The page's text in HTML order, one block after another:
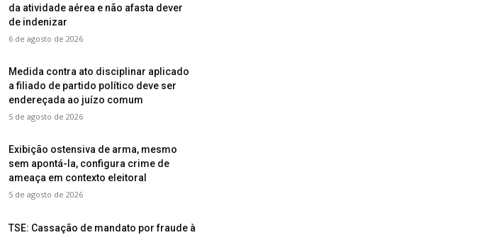
da atividade aérea e não afasta dever
de indenizar
6 de agosto de 2026
Medida contra ato disciplinar aplicado
a filiado de partido político deve ser
endereçada ao juízo comum
5 de agosto de 2026
Exibição ostensiva de arma, mesmo
sem apontá-la, configura crime de
ameaça em contexto eleitoral
5 de agosto de 2026
TSE: Cassação de mandato por fraude à